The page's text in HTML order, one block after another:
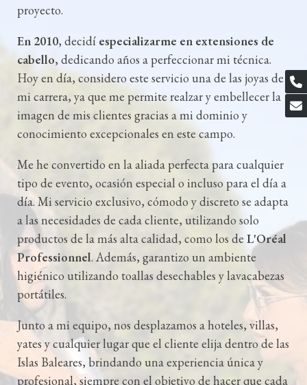
proyecto.
En 2010, decidí especializarme en extensiones de
cabello, dedicando años a perfeccionar mi técnica.
Hoy en día, considero este servicio una de las joyas de
mi carrera, ya que me permite realzar y embellecer la
imagen de mis clientes gracias a mi dominio y
conocimiento excepcionales en este campo.
Me he convertido en la aliada perfecta para cualquier
tipo de evento, ocasión especial o incluso para el día a
día. Mi servicio exclusivo, cómodo y discreto se adapta
a las necesidades de cada cliente, utilizando solo
productos de la más alta calidad, como los de L'Oréal
Professionnel. Además, garantizo un ambiente
higiénico utilizando toallas desechables y lavacabezas
portátiles.
Junto a mi equipo, nos desplazamos a hoteles, villas,
yates y cualquier lugar que el cliente elija dentro de las
Islas Baleares, brindando una experiencia única y
profesional, siempre con el objetivo de hacer que cada